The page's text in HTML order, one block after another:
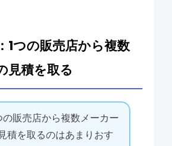
1つの販売店から複数
見積を取る
の販売店から複数メーカー
積を取るのはあまりおす